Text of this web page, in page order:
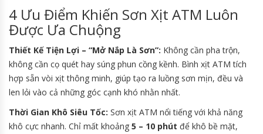
4 Ưu Điểm Khiến Sơn Xịt ATM Luôn
Được Ưa Chuộng
Thiết Kế Tiện Lợi – “Mở Nắp Là Sơn”: Không cần pha trộn,
không cần cọ quét hay súng phun cồng kềnh. Bình xịt ATM tích
hợp sẵn vòi xịt thông minh, giúp tạo ra luồng sơn mịn, đều và
len lỏi vào cả những góc cạnh khó nhằn nhất.
Thời Gian Khô Siêu Tốc: Sơn xịt ATM nổi tiếng với khả năng
khô cực nhanh. Chỉ mất khoảng 5 – 10 phút để khô bề mặt,